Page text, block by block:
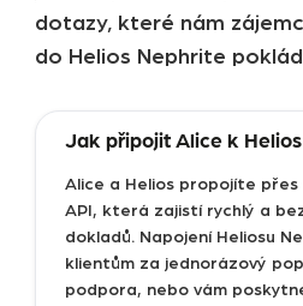
dotazy, které nám
do Helios Nephrite
Jak připojit Alice k
Alice a Helios propojíte přes
API, která zajistí rychlý a
dokladů. Napojení Heliosu
klientům za jednorázový
podpora, nebo vám